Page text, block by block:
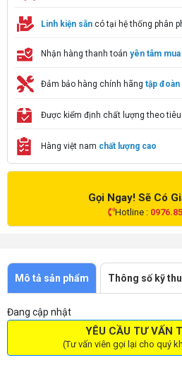
Linh kiện sẵn có tại hệ thống phân
Nhận hàng thanh toán yên tâm
Đảm bảo hàng chính hãng tập
Được kiểm định chất lượng theo
Hàng việt nam chất lượng cao
Gọi Ngay! Sẽ Có
Hotline :
Mô tả sản phẩm Thông số kỹ
Đang cập nhật
YÊU CẦU TƯ VẤN
(Tư vấn viên gọi lại cho quý